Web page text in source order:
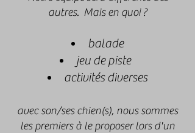
autres. Mais en quoi ?
balade
jeu de piste
activités diverses
avec son/ses chien(s), nous sommes
les premiers à le proposer lors d'un